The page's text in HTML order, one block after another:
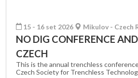
15 - 16 set 2026 Mikulov - Czech
NO DIG CONFERENCE
CZECH
This is the annual trenchless
Czech Society for Trenchless